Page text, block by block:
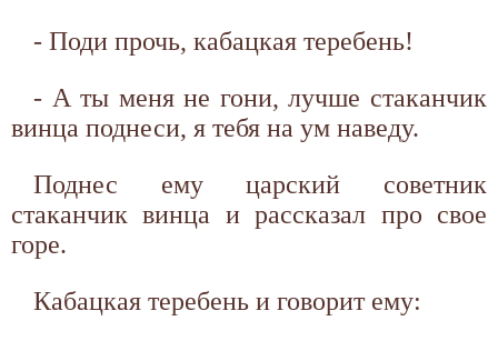
- Поди прочь, кабацкая теребень!
- А ты меня не гони, лучше стаканчик
винца поднеси, я тебя на ум наведу.
Поднес ему царский советник
стаканчик винца и рассказал про свое
горе.
Кабацкая теребень и говорит ему: